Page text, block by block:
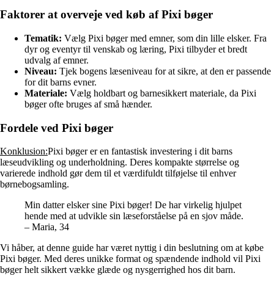
Faktorer at overveje ved køb af Pixi bøger
Tematik: Vælg Pixi bøger med emner, som din lille elsker. Fra
dyr og eventyr til venskab og læring, Pixi tilbyder et bredt
udvalg af emner.
Niveau: Tjek bogens læseniveau for at sikre, at den er passende
for dit barns evner.
Materiale: Vælg holdbart og barnesikkert materiale, da Pixi
bøger ofte bruges af små hænder.
Fordele ved Pixi bøger
Konklusion:Pixi bøger er en fantastisk investering i dit barns
læseudvikling og underholdning. Deres kompakte størrelse og
varierede indhold gør dem til et værdifuldt tilføjelse til enhver
børnebogsamling.
Min datter elsker sine Pixi bøger! De har virkelig hjulpet
hende med at udvikle sin læseforståelse på en sjov måde.
– Maria, 34
Vi håber, at denne guide har været nyttig i din beslutning om at købe
Pixi bøger. Med deres unikke format og spændende indhold vil Pixi
bøger helt sikkert vække glæde og nysgerrighed hos dit barn.